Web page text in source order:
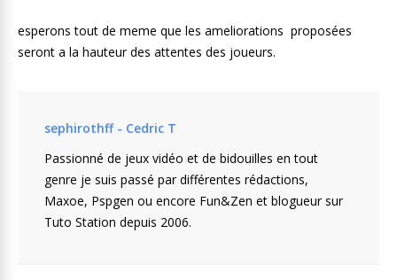
esperons tout de meme que les ameliorations proposées
seront a la hauteur des attentes des joueurs.
sephirothff - Cedric T
Passionné de jeux vidéo et de bidouilles en tout
genre je suis passé par différentes rédactions,
Maxoe, Pspgen ou encore Fun&Zen et blogueur sur
Tuto Station depuis 2006.